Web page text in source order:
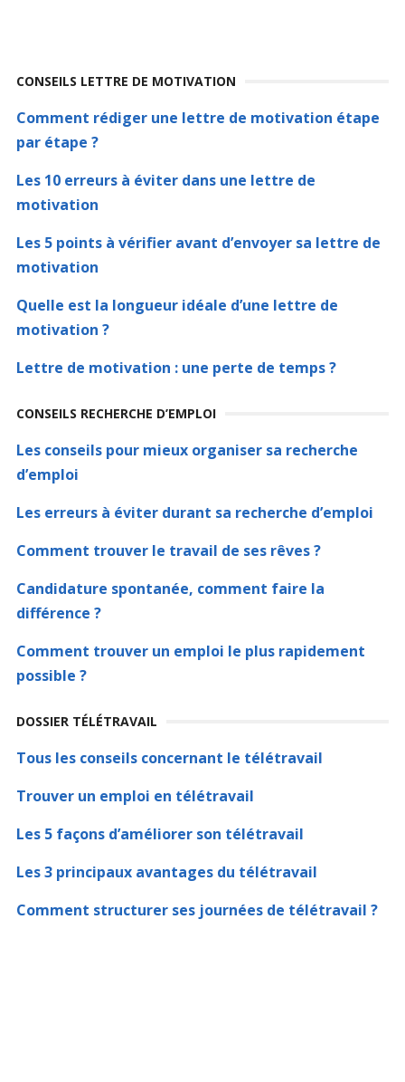
CONSEILS LETTRE DE MOTIVATION
Comment rédiger une lettre de motivation étape
par étape ?
Les 10 erreurs à éviter dans une lettre de
motivation
Les 5 points à vérifier avant d’envoyer sa lettre de
motivation
Quelle est la longueur idéale d’une lettre de
motivation ?
Lettre de motivation : une perte de temps ?
CONSEILS RECHERCHE D’EMPLOI
Les conseils pour mieux organiser sa recherche
d’emploi
Les erreurs à éviter durant sa recherche d’emploi
Comment trouver le travail de ses rêves ?
Candidature spontanée, comment faire la
différence ?
Comment trouver un emploi le plus rapidement
possible ?
DOSSIER TÉLÉTRAVAIL
Tous les conseils concernant le télétravail
Trouver un emploi en télétravail
Les 5 façons d’améliorer son télétravail
Les 3 principaux avantages du télétravail
Comment structurer ses journées de télétravail ?